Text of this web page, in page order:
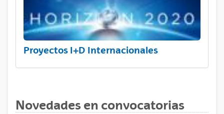
Proyectos I+D Internacionales
Novedades en convocatorias